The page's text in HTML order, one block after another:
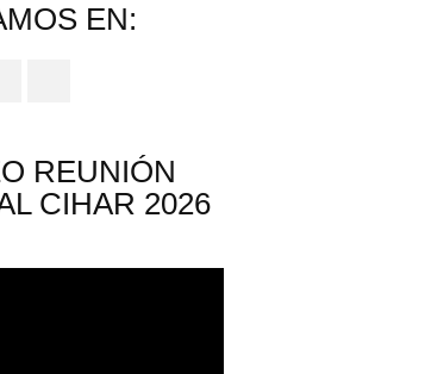
EN:
REUNIÓN
CIHAR 2026